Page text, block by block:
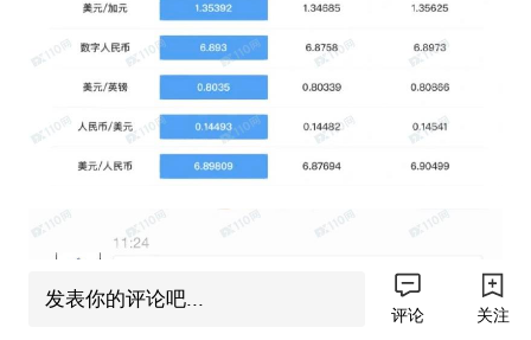
发表你的评论吧...
评论 关注